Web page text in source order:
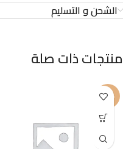
الشحن و التسليم
منتجات ذات صلة
-24%